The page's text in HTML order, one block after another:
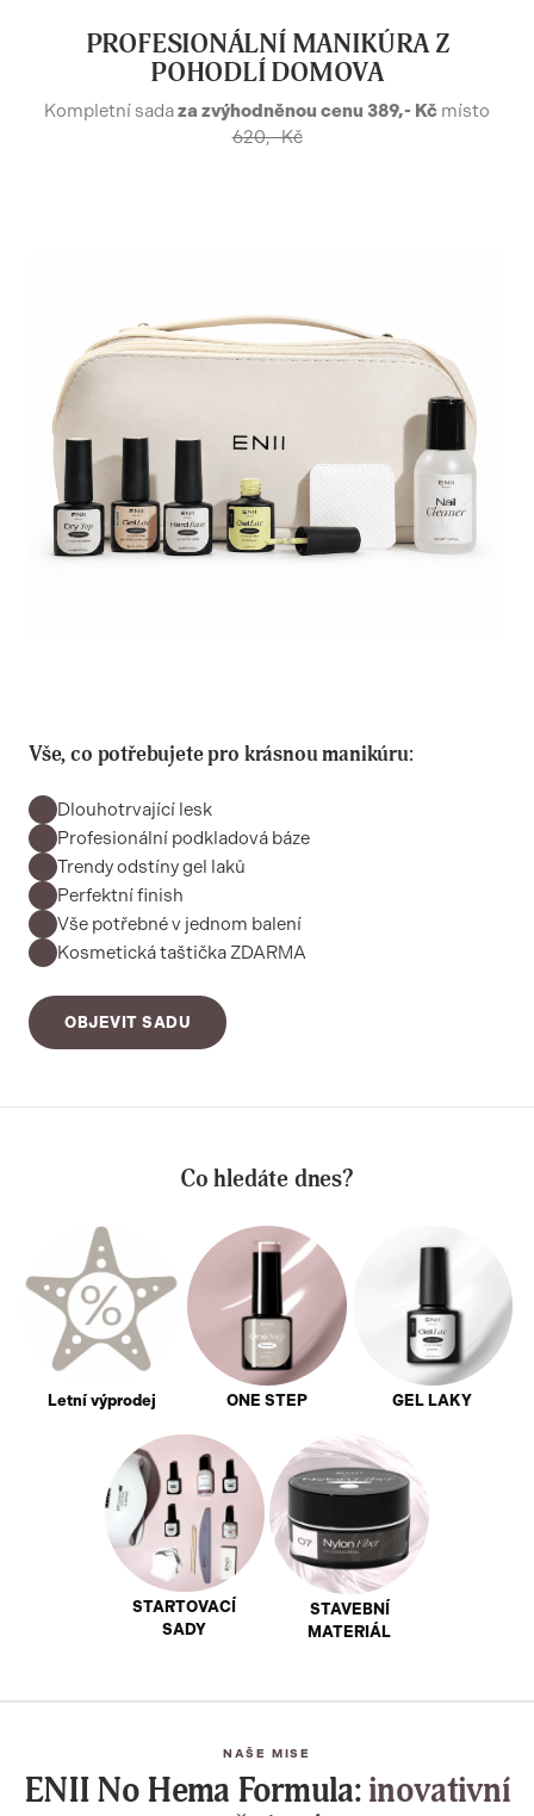
PROFESIONÁLNÍ MANIKÚRA Z
POHODLÍ DOMOVA
Kompletní sadaza zvýhodněnou cenu 389,- Kč místo
620,- Kč
Vše, co potřebujete pro krásnou manikúru:
Dlouhotrvající lesk
Profesionální podkladová báze
Trendy odstíny gel laků
Perfektní finish
Vše potřebné v jednom balení
Kosmetická taštička ZDARMA
OBJEVIT SADU
Co hledáte dnes?
Letní výprodej ONE STEP GEL LAKY
STARTOVACÍ
SADY
STAVEBNÍ
MATERIÁL
NAŠE MISE
ENII No Hema Formula:inovativní